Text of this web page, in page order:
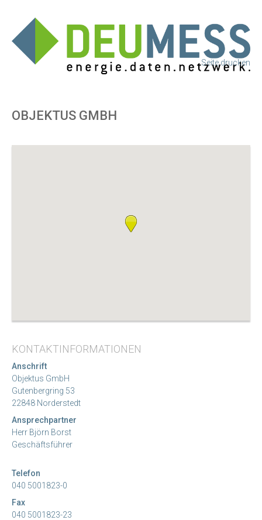
Seite drucken
OBJEKTUS GMBH
KONTAKTINFORMATIONEN
Anschrift
Objektus GmbH
Gutenbergring 53
22848 Norderstedt
Ansprechpartner
Herr Björn Borst
Geschäftsführer
Telefon
040 5001823-0
Fax
040 5001823-23